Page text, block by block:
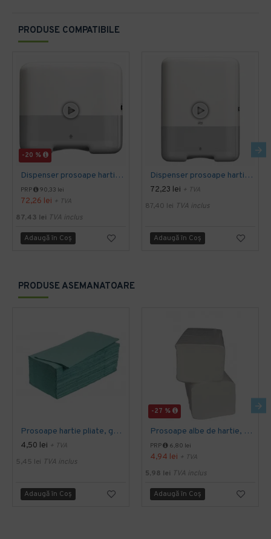
PRODUSE COMPATIBILE
-20 %
Dispenser prosoape hartie mini Tork, V Fold, alb, capacitate 300 servetele
PRP 90,33 lei
72,26 lei + TVA
87,43 lei TVA inclus
Adaugă în Coş
Dispenser prosoape hartie mare Tork, alb, V Fold, capacitate 500 servetele
72,23 lei + TVA
87,40 lei TVA inclus
Adaugă în Coş
PRODUSE ASEMANATOARE
Prosoape hartie pliate, gofrate, verzi, 25 x 23 cm, V fold, 1 strat, AQAS, 250 buc/pachet
4,50 lei + TVA
5,45 lei TVA inclus
Adaugă în Coş
-27 %
Prosoape albe de hartie, pliate V fold, 25 x 23 cm, in 2 straturi, 160 buc/pachet, 20 pac/bax, AQAS
PRP 6,80 lei
4,94 lei + TVA
5,98 lei TVA inclus
Adaugă în Coş